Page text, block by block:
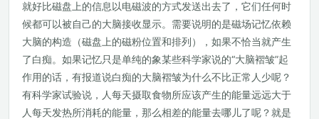
就好比磁盘上的信息以电磁波的方式发送出去了，它们任何时
候都可以被自己的大脑接收显示。需要说明的是磁场记忆依赖
大脑的构造（磁盘上的磁粉位置和排列），如果不恰当就产生
了白痴。如果记忆只是单纯的象某些科学家说的“大脑褶皱”起
作用的话，有报道说白痴的大脑褶皱为什么不比正常人少呢？
有科学家试验说，人每天摄取食物所应该产生的能量远远大于
人每天发热所消耗的能量，那么相差的能量去哪儿了呢？就是